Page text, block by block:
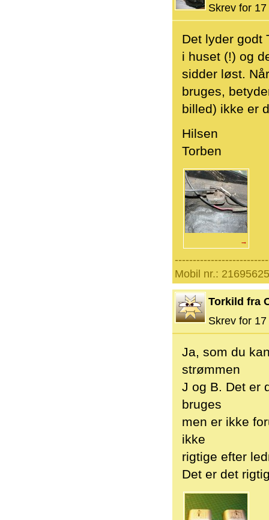
Skrev for
Det lyder godt
i huset (!) og
sidder løst.
bruges,
billed) ikke er
Hilsen
Torben
→
Mobil nr.:
Torkild fra
Skrev for
Ja, som du
strømmen
J og B. Det er
bruges
men er ikke
ikke
rigtige efter
Det er det